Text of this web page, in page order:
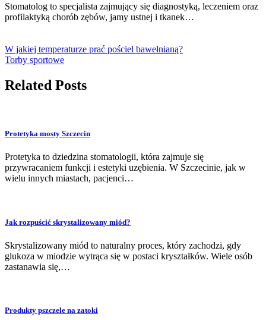
Stomatolog to specjalista zajmujący się diagnostyką, leczeniem oraz
profilaktyką chorób zębów, jamy ustnej i tkanek…
W jakiej temperaturze prać pościel bawełnianą?
Torby sportowe
Related Posts
Protetyka mosty Szczecin
Protetyka to dziedzina stomatologii, która zajmuje się
przywracaniem funkcji i estetyki uzębienia. W Szczecinie, jak w
wielu innych miastach, pacjenci…
Jak rozpuścić skrystalizowany miód?
Skrystalizowany miód to naturalny proces, który zachodzi, gdy
glukoza w miodzie wytrąca się w postaci kryształków. Wiele osób
zastanawia się,…
Produkty pszczele na zatoki